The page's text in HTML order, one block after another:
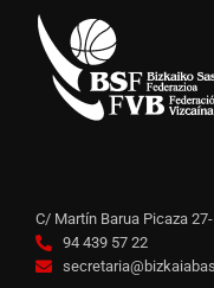
C/ Martín Barua Picaza
94 439 57 22